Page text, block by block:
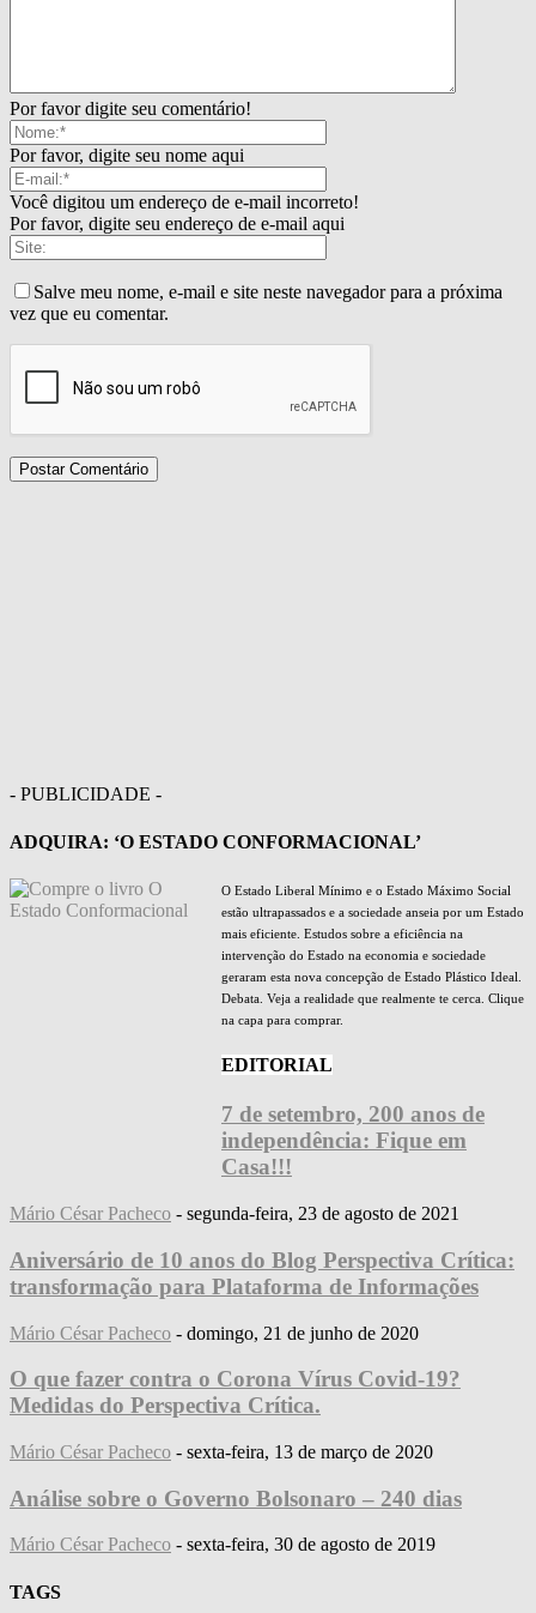
Por favor digite seu comentário!
Por favor, digite seu nome aqui
Você digitou um endereço de e-mail incorreto!
Por favor, digite seu endereço de e-mail aqui
Salve meu nome, e-mail e site neste navegador para a próxima
vez que eu comentar.
- PUBLICIDADE -
ADQUIRA: ‘O ESTADO CONFORMACIONAL’
O Estado Liberal Mínimo e o Estado Máximo Social
estão ultrapassados e a sociedade anseia por um Estado
mais eficiente. Estudos sobre a eficiência na
intervenção do Estado na economia e sociedade
geraram esta nova concepção de Estado Plástico Ideal.
Debata. Veja a realidade que realmente te cerca. Clique
na capa para comprar.
EDITORIAL
7 de setembro, 200 anos de
independência: Fique em
Casa!!!
Mário César Pacheco - segunda-feira, 23 de agosto de 2021
Aniversário de 10 anos do Blog Perspectiva Crítica:
transformação para Plataforma de Informações
Mário César Pacheco - domingo, 21 de junho de 2020
O que fazer contra o Corona Vírus Covid-19?
Medidas do Perspectiva Crítica.
Mário César Pacheco - sexta-feira, 13 de março de 2020
Análise sobre o Governo Bolsonaro – 240 dias
Mário César Pacheco - sexta-feira, 30 de agosto de 2019
TAGS